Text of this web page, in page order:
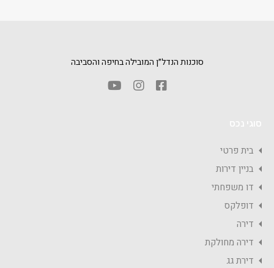
סוכנות הנדל״ן המובילה בחיפה והסביבה
בית פרטי
בניין דירות
דו משפחתי
דופלקס
דירה
דירה מחולקת
דירת גג